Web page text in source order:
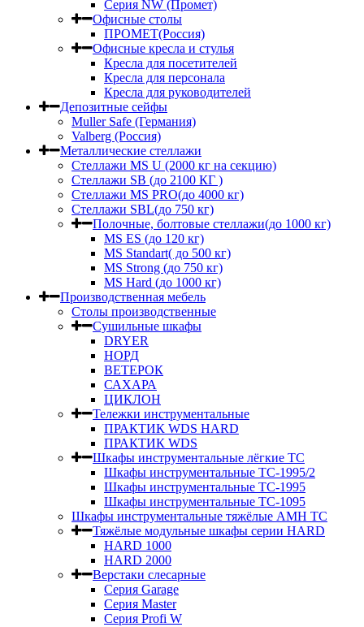
Серия NW (Промет)
Офисные столы
ПРОМЕТ(Россия)
Офисные кресла и стулья
Кресла для посетителей
Кресла для персонала
Кресла для руководителей
Депозитные сейфы
Muller Safe (Германия)
Valberg (Россия)
Металлические стеллажи
Стеллажи MS U (2000 кг на секцию)
Стеллажи SB (до 2100 КГ )
Стеллажи MS PRO(до 4000 кг)
Стеллажи SBL(до 750 кг)
Полочные, болтовые стеллажи(до 1000 кг)
MS ES (до 120 кг)
MS Standart( до 500 кг)
MS Strong (до 750 кг)
MS Hard (до 1000 кг)
Производственная мебель
Столы производственные
Сушильные шкафы
DRYER
НОРД
ВЕТЕРОК
САХАРА
ЦИКЛОН
Тележки инструментальные
ПРАКТИК WDS HARD
ПРАКТИК WDS
Шкафы инструментальные лёгкие ТС
Шкафы инструментальные ТС-1995/2
Шкафы инструментальные TC-1995
Шкафы инструментальные TC-1095
Шкафы инструментальные тяжёлые AMH TC
Тяжёлые модульные шкафы серии HARD
HARD 1000
HARD 2000
Верстаки слесарные
Серия Garage
Серия Master
Серия Profi W